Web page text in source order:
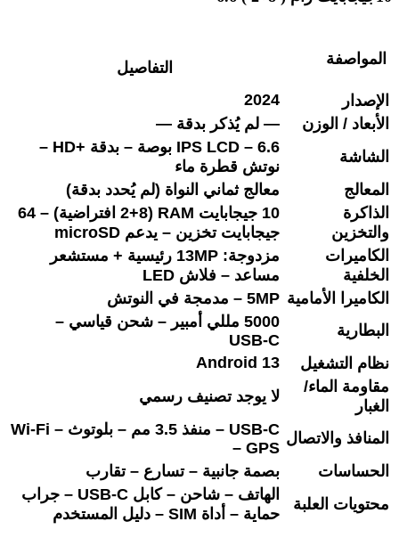
المواصفة
التفاصيل
الإصدار
2024
الأبعاد / الوزن
— لم يُذكر بدقة —
الشاشة
IPS LCD – 6.6 بوصة – بدقة +HD –
نوتش قطرة ماء
المعالج
معالج ثماني النواة (لم يُحدد بدقة)
الذاكرة
والتخزين
10 جيجابايت RAM (2+8 افتراضية) – 64
جيجابايت تخزين – يدعم microSD
الكاميرات
الخلفية
مزدوجة: 13MP رئيسية + مستشعر
مساعد – فلاش LED
الكاميرا الأمامية 5MP – مدمجة في النوتش
البطارية
5000 مللي أمبير – شحن قياسي –
USB‑C
نظام التشغيل
Android 13
مقاومة الماء/
الغبار
لا يوجد تصنيف رسمي
المنافذ والاتصال
USB‑C – منفذ 3.5 مم – بلوتوث – Wi‑Fi
– GPS
الحساسات
بصمة جانبية – تسارع – تقارب
محتويات العلبة
الهاتف – شاحن – كابل USB‑C – جراب
حماية – أداة SIM – دليل المستخدم